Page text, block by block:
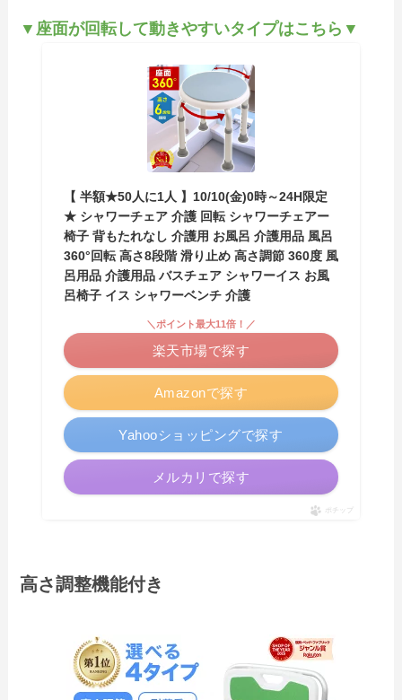
▼座面が回転して動きやすいタイプはこちら▼
【 半額★50人に1人 】10/10(金)0時～24H限定
★ シャワーチェア 介護 回転 シャワーチェアー
椅子 背もたれなし 介護用 お風呂 介護用品 風呂
360°回転 高さ8段階 滑り止め 高さ調節 360度 風
呂用品 介護用品 バスチェア シャワーイス お風
呂椅子 イス シャワーベンチ 介護
Amazonで探す
＼ポイント最大11倍！／
楽天市場で探す
Yahooショッピングで探す
メルカリで探す
ポチップ
高さ調整機能付き